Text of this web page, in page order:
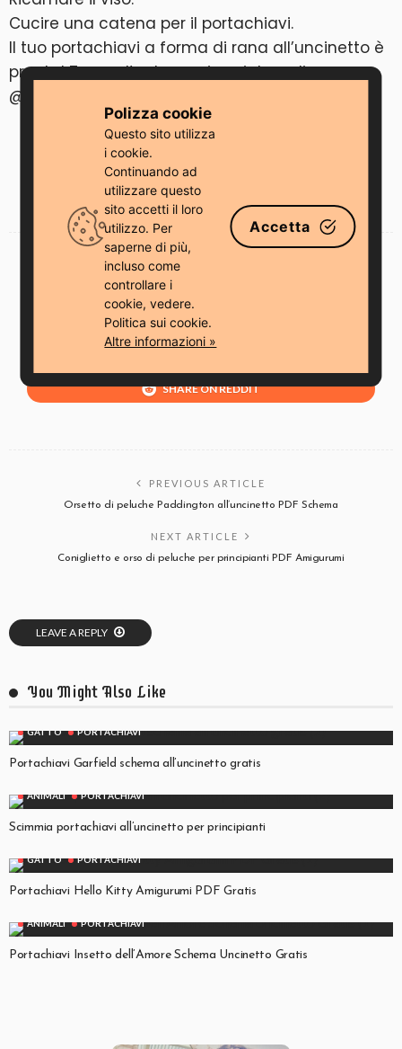
Cucire una catena per il portachiavi.
Il tuo portachiavi a forma di rana all’uncinetto è
pronto! Tagga l’autore sui social media:
@softs_stories.
SHARE ON FACEBOOK
SHARE ON TWITTER
SHARE ON PINTEREST
SHARE ON REDDIT
PREVIOUS ARTICLE
Orsetto di peluche Paddington all’uncinetto PDF Schema
NEXT ARTICLE
Coniglietto e orso di peluche per principianti PDF Amigurumi
LEAVE A REPLY
You Might Also Like
GATTO PORTACHIAVI
Portachiavi Garfield schema all’uncinetto gratis
ANIMALI PORTACHIAVI
Scimmia portachiavi all’uncinetto per principianti
GATTO PORTACHIAVI
Portachiavi Hello Kitty Amigurumi PDF Gratis
ANIMALI PORTACHIAVI
Portachiavi Insetto dell’Amore Schema Uncinetto Gratis
Polizza cookie
Questo sito utilizza
i cookie.
Continuando ad
utilizzare questo
sito accetti il ​​loro
utilizzo. Per
saperne di più,
incluso come
controllare i
cookie, vedere.
Politica sui cookie.
Altre informazioni »
Accetta